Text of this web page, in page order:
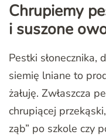
Chrupiemy
i suszone
Pestki słonecznika,
siemię lniane to
żałuję. Zwłaszcza
chrupiącej
ząb” po szkole czy